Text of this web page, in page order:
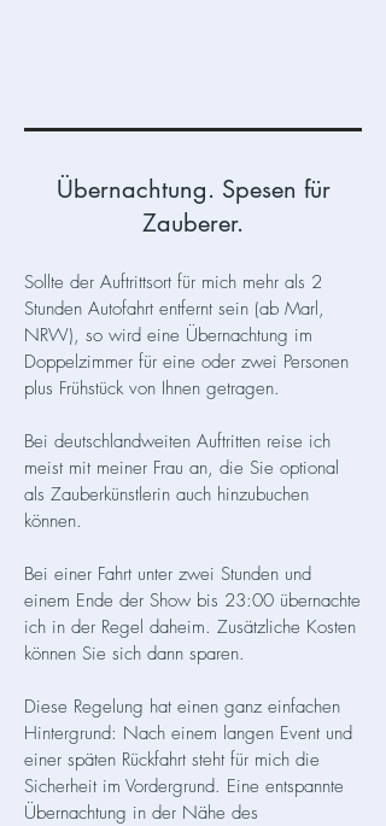
Übernachtung. Spesen für
Zauberer.
Sollte der Auftrittsort für mich mehr als 2
Stunden Autofahrt entfernt sein (ab Marl,
NRW), so wird eine Übernachtung im
Doppelzimmer für eine oder zwei Personen
plus Frühstück von Ihnen getragen.
Bei deutschlandweiten Auftritten reise ich
meist mit meiner Frau an, die Sie optional
als Zauberkünstlerin auch hinzubuchen
können.
Bei einer Fahrt unter zwei Stunden und
einem Ende der Show bis 23:00 übernachte
ich in der Regel daheim. Zusätzliche Kosten
können Sie sich dann sparen.
Diese Regelung hat einen ganz einfachen
Hintergrund: Nach einem langen Event und
einer späten Rückfahrt steht für mich die
Sicherheit im Vordergrund. Eine entspannte
Übernachtung in der Nähe des